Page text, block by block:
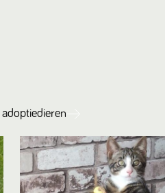
adoptiedieren